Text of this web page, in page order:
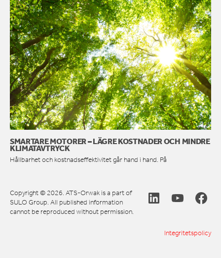
SMARTARE MOTORER – LÄGRE KOSTNADER OCH MINDRE
KLIMATAVTRYCK
Hållbarhet och kostnadseffektivitet går hand i hand. På
Copyright © 2026. ATS-Orwak is a part of
SULO Group. All published information
cannot be reproduced without permission.
Integritetspolicy